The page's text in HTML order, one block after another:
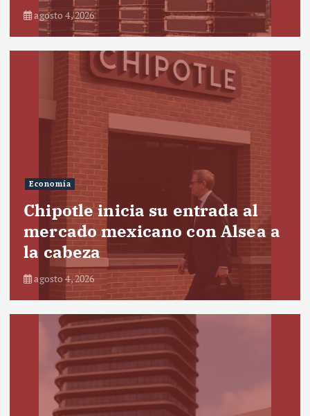
agosto 4, 2026
Economía
Chipotle inicia su entrada al
mercado mexicano con Alsea a
la cabeza
agosto 4, 2026